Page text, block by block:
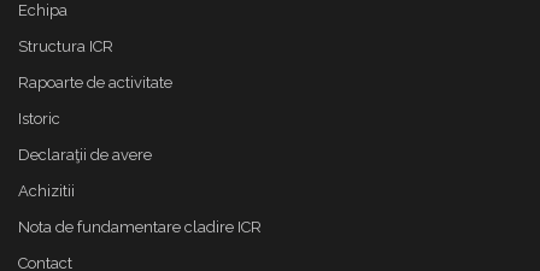
Echipa
Structura ICR
Rapoarte de activitate
Istoric
Declaraţii de avere
Achizitii
Nota de fundamentare cladire ICR
Contact